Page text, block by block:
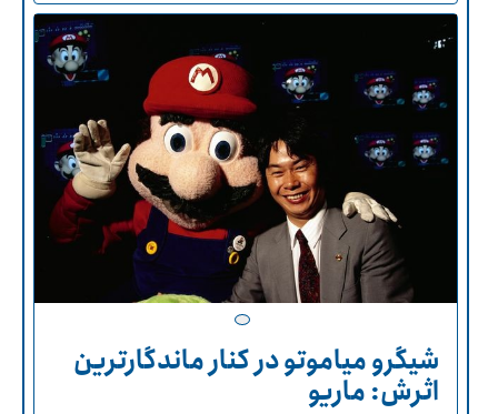
شیگرو میاموتو در کنار ماندگارترین
اثرش: ماریو